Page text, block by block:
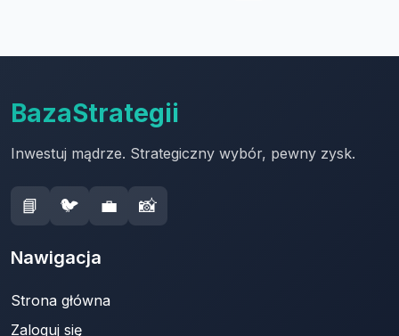
BazaStrategii
Inwestuj mądrze. Strategiczny wybór, pewny zysk.
📘 🐦 💼 📸
Nawigacja
Strona główna
Zaloguj się